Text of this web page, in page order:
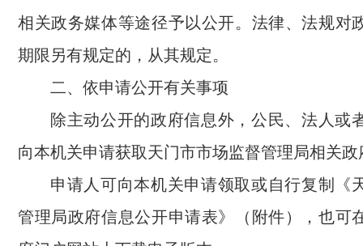
相关政务媒体等途径予以公开。法律、法规对
期限另有规定的，从其规定。
二、依申请公开有关事项
除主动公开的政府信息外，公民、法人或
向本机关申请获取天门市市场监督管理局相关政
申请人可向本机关申请领取或自行复制《
管理局政府信息公开申请表》（附件），也可